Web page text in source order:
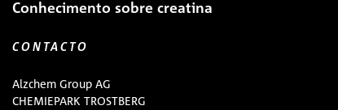
Conhecimento sobre creatina
CONTACTO
Alzchem Group AG
CHEMIEPARK TROSTBERG